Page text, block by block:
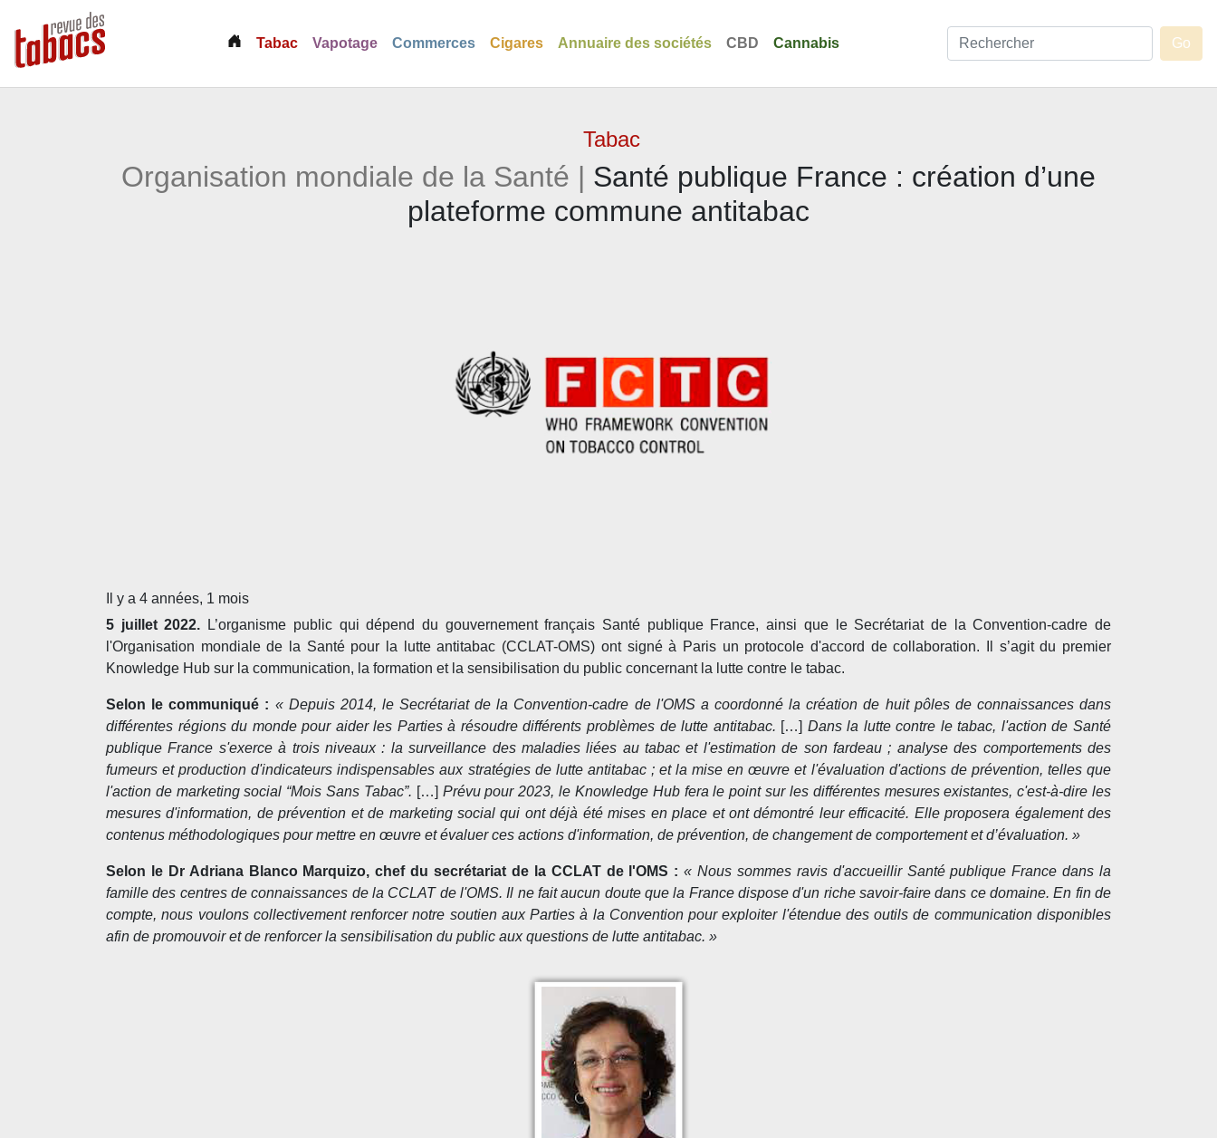
(current)
Tabac Vapotage Commerces Cigares Annuaire des sociétés CBD Cannabis
Tabac
Organisation mondiale de la Santé | Santé publique France : création d’une
plateforme commune antitabac
Il y a 4 années, 1 mois
5 juillet 2022. L’organisme public qui dépend du gouvernement français Santé publique France, ainsi que le Secrétariat de la Convention-cadre de
l'Organisation mondiale de la Santé pour la lutte antitabac (CCLAT-OMS) ont signé à Paris un protocole d'accord de collaboration. Il s’agit du premier
Knowledge Hub sur la communication, la formation et la sensibilisation du public concernant la lutte contre le tabac.
Selon le communiqué : « Depuis 2014, le Secrétariat de la Convention-cadre de l'OMS a coordonné la création de huit pôles de connaissances dans
différentes régions du monde pour aider les Parties à résoudre différents problèmes de lutte antitabac. […] Dans la lutte contre le tabac, l'action de Santé
publique France s'exerce à trois niveaux : la surveillance des maladies liées au tabac et l'estimation de son fardeau ; analyse des comportements des
fumeurs et production d'indicateurs indispensables aux stratégies de lutte antitabac ; et la mise en œuvre et l'évaluation d'actions de prévention, telles que
l'action de marketing social “Mois Sans Tabac”. […] Prévu pour 2023, le Knowledge Hub fera le point sur les différentes mesures existantes, c'est-à-dire les
mesures d'information, de prévention et de marketing social qui ont déjà été mises en place et ont démontré leur efficacité. Elle proposera également des
contenus méthodologiques pour mettre en œuvre et évaluer ces actions d'information, de prévention, de changement de comportement et d’évaluation. »
Selon le Dr Adriana Blanco Marquizo, chef du secrétariat de la CCLAT de l'OMS : « Nous sommes ravis d'accueillir Santé publique France dans la
famille des centres de connaissances de la CCLAT de l'OMS. Il ne fait aucun doute que la France dispose d'un riche savoir-faire dans ce domaine. En fin de
compte, nous voulons collectivement renforcer notre soutien aux Parties à la Convention pour exploiter l'étendue des outils de communication disponibles
afin de promouvoir et de renforcer la sensibilisation du public aux questions de lutte antitabac. »